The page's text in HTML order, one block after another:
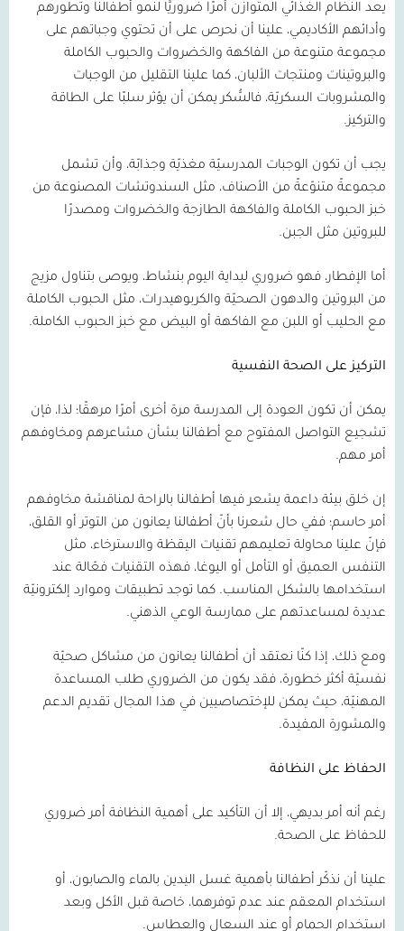
يعد النظام الغذائي المتوازن أمرًا ضروريًّا لنمو أطفالنا وتطورهم
وأدائهم الأكاديمي، علينا أن نحرص على أن تحتوي وجباتهم على
مجموعة متنوعة من الفاكهة والخضروات والحبوب الكاملة
والبروتينات ومنتجات الألبان، كما علينا التقليل من الوجبات
والمشروبات السكريّة، فالسُّكر يمكن أن يؤثر سلبًا على الطاقة
والتركيز.
يجب أن تكون الوجبات المدرسيّة مغذيّة وجذابّة، وأن تشمل
مجموعةً متنوّعةً من الأصناف، مثل السندوتشات المصنوعة من
خبز الحبوب الكاملة والفاكهة الطازجة والخضروات ومصدرًا
للبروتين مثل الجبن.
أما الإفطار، فهو ضروري لبداية اليوم بنشاط، ويوصى بتناول مزيج
من البروتين والدهون الصحيّة والكربوهيدرات، مثل الحبوب الكاملة
مع الحليب أو اللبن مع الفاكهة أو البيض مع خبز الحبوب الكاملة.
التركيز على الصحة النفسية
يمكن أن تكون العودة إلى المدرسة مرة أخرى أمرًا مرهقًا؛ لذا، فإن
تشجيع التواصل المفتوح مع أطفالنا بشأن مشاعرهم ومخاوفهم
أمر مهم.
إن خلق بيئة داعمة يشعر فيها أطفالنا بالراحة لمناقشة مخاوفهم
أمر حاسم؛ ففي حال شعرنا بأنّ أطفالنا يعانون من التوتر أو القلق،
فإنّ علينا محاولة تعليمهم تقنيات اليقظة والاسترخاء، مثل
التنفس العميق أو التأمل أو اليوغا، فهذه التقنيات فعّالة عند
استخدامها بالشكل المناسب. كما توجد تطبيقات وموارد إلكترونيّة
عديدة لمساعدتهم على ممارسة الوعي الذهني.
ومع ذلك، إذا كنّا نعتقد أن أطفالنا يعانون من مشاكل صحيّة
نفسيّة أكثر خطورة، فقد يكون من الضروري طلب المساعدة
المهنيّة، حيث يمكن للإختصاصيين في هذا المجال تقديم الدعم
والمشورة المفيدة.
الحفاظ على النظافة
رغم أنه أمر بديهي، إلا أن التأكيد على أهمية النظافة أمر ضروري
للحفاظ على الصحة.
علينا أن نذكّر أطفالنا بأهمية غسل اليدين بالماء والصابون، أو
استخدام المعقم عند عدم توفرهما، خاصة قبل الأكل وبعد
استخدام الحمام أو عند السعال والعطاس.